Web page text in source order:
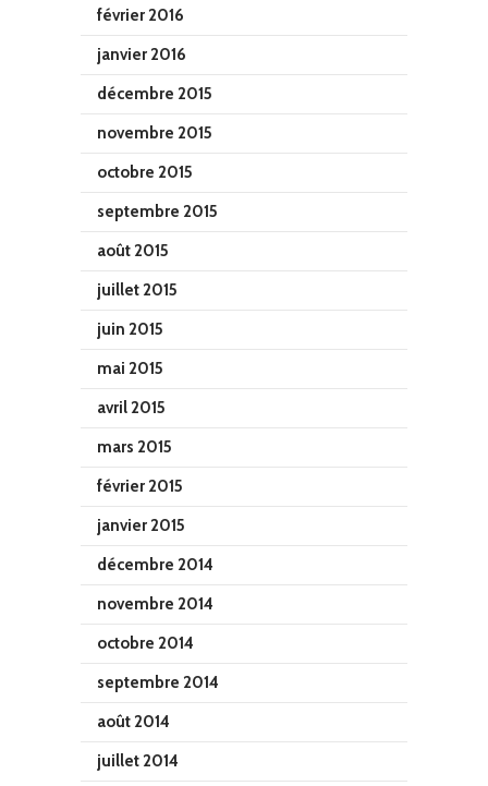
février 2016
janvier 2016
décembre 2015
novembre 2015
octobre 2015
septembre 2015
août 2015
juillet 2015
juin 2015
mai 2015
avril 2015
mars 2015
février 2015
janvier 2015
décembre 2014
novembre 2014
octobre 2014
septembre 2014
août 2014
juillet 2014